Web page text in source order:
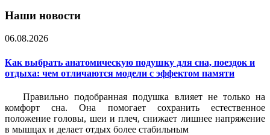
Наши новости
06.08.2026
Как выбрать анатомическую подушку для сна, поездок и
отдыха: чем отличаются модели с эффектом памяти
Правильно подобранная подушка влияет не только на
комфорт сна. Она помогает сохранить естественное
положение головы, шеи и плеч, снижает лишнее напряжение
в мышцах и делает отдых более стабильным